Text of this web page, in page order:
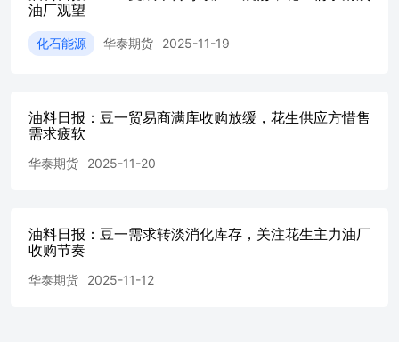
油厂观望
化石能源 华泰期货 2025-11-19
油料日报：豆一贸易商满库收购放缓，花生供应方惜售
需求疲软
华泰期货 2025-11-20
油料日报：豆一需求转淡消化库存，关注花生主力油厂
收购节奏
华泰期货 2025-11-12